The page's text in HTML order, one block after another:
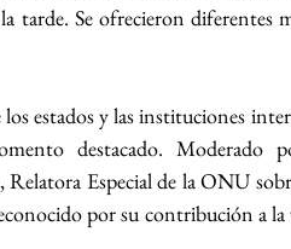
tarde. Se ofrecieron diferentes
estados y las instituciones
destacado. Moderado
Especial de la ONU
por su contribución a la